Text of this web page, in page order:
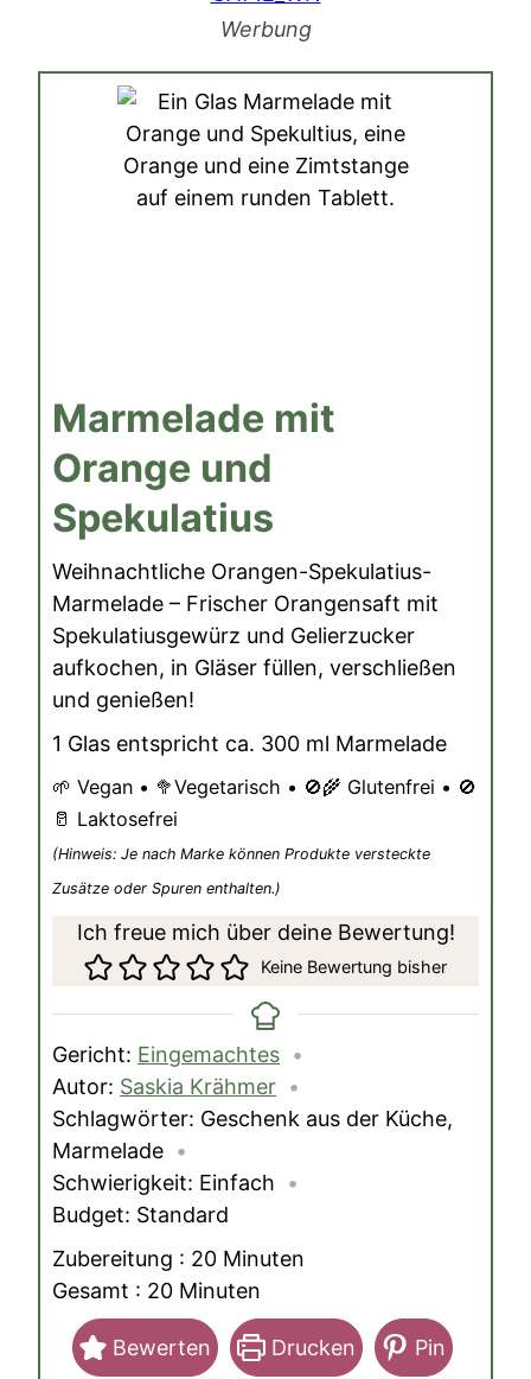
Werbung
Marmelade mit
Orange und
Spekulatius
Weihnachtliche Orangen-Spekulatius-
Marmelade – Frischer Orangensaft mit
Spekulatiusgewürz und Gelierzucker
aufkochen, in Gläser füllen, verschließen
und genießen!
1 Glas entspricht ca. 300 ml Marmelade
🌱 Vegan • 🥦Vegetarisch • 🚫🌾 Glutenfrei • 🚫
🥛 Laktosefrei
(Hinweis: Je nach Marke können Produkte versteckte
Zusätze oder Spuren enthalten.)
Ich freue mich über deine Bewertung!
Keine Bewertung bisher
Gericht: Eingemachtes
Autor: Saskia Krähmer
Schlagwörter: Geschenk aus der Küche,
Marmelade
Schwierigkeit: Einfach
Budget: Standard
Zubereitung : 20Minuten
Minuten
Gesamt : 20Minuten
Minuten
Bewerten Drucken Pin